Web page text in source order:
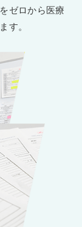
ゼロから医療
す。